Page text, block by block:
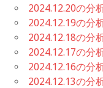
2024.12.20の分
2024.12.19の分
2024.12.18の分
2024.12.17の分
2024.12.16の分
2024.12.13の分